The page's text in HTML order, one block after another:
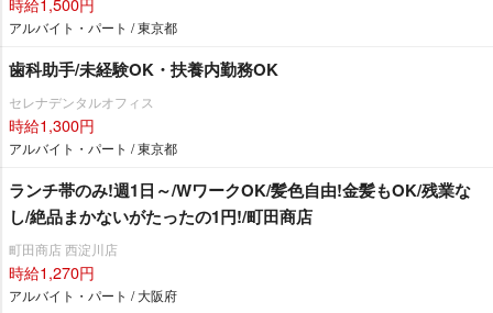
アルバイト・パート / 東京都
歯科助手/未経験OK・扶養内勤務OK
セレナデンタルオフィス
時給1,300円
アルバイト・パート / 東京都
ランチ帯のみ!週1日～/WワークOK/髪色自由!金髪もOK/残業な
し/絶品まかないがたったの1円!/町田商店
町田商店 西淀川店
時給1,270円
アルバイト・パート / 大阪府